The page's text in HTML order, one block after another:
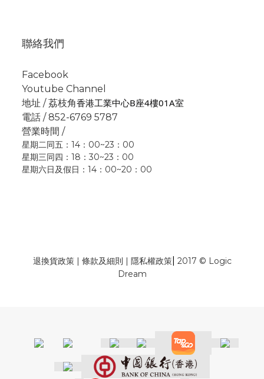
聯絡我們
Facebook
Youtube Channel
地址 / 荔枝角香港工業中心B座4樓01A室
電話 / 852-6769 5787
營業時間 /
星期二同五：14：00~23：00
星期三同四：18：30~23：00
星期六日及假日：14：00~20：00
退換貨政策| 條款及細則 | 隱私權政策| 2017 © Logic
Dream